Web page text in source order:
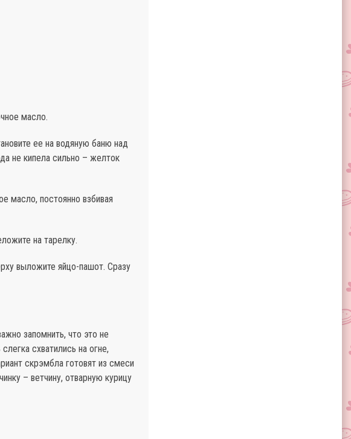
масло.
ее на водяную баню над
не кипела сильно – желток
масло, постоянно взбивая
на тарелку.
выложите яйцо-пашот. Сразу
запомнить, что это не
схватились на огне,
скрэмбла готовят из смеси
– ветчину, отварную курицу